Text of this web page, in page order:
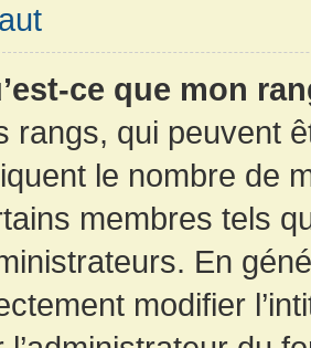
ce que mon
rangs, qui peuvent
le nombre de
membres tels
En
modifier